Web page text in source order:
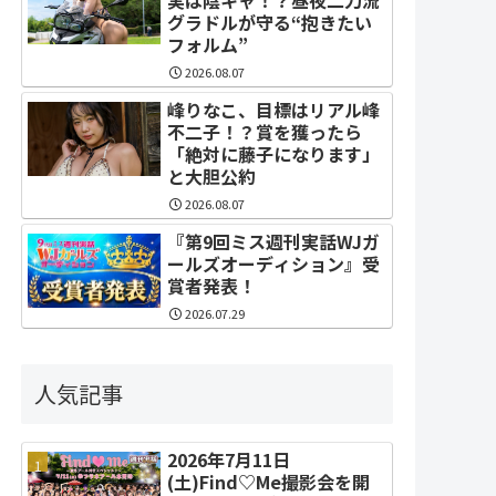
グラドルが守る“抱きたい
フォルム”
2026.08.07
峰りなこ、目標はリアル峰
不二子！？賞を獲ったら
「絶対に藤子になります」
と大胆公約
2026.08.07
『第9回ミス週刊実話WJガ
ールズオーディション』受
賞者発表！
2026.07.29
人気記事
2026年7月11日
(土)Find♡Me撮影会を開